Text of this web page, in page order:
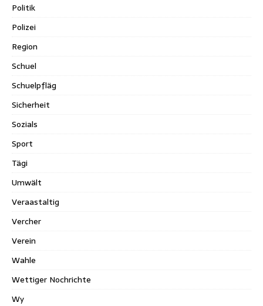
Politik
Polizei
Region
Schuel
Schuelpfläg
Sicherheit
Sozials
Sport
Tägi
Umwält
Veraastaltig
Vercher
Verein
Wahle
Wettiger Nochrichte
Wy